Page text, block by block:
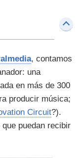
, contamos
una
en más de 300
producir música;
Circuit?).
puedan recibir